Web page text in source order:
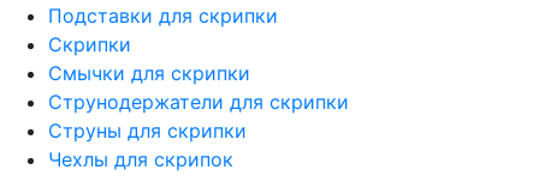
Подставки для скрипки
Скрипки
Смычки для скрипки
Струнодержатели для скрипки
Струны для скрипки
Чехлы для скрипок